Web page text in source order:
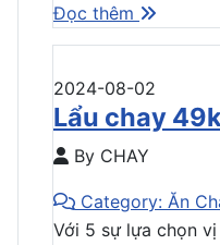
Đọc thêm
2024-08-02
Lẩu chay
By CHAY
Category: Ăn
Với 5 sự lựa chọn